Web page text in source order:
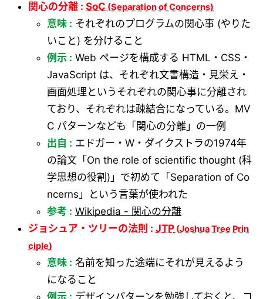
関心の分離 :SoC
意味 : それぞれのプログラムの関心事 (やりた
いこと) を分けること
例示 : Web ページを構成する HTML・CSS・
JavaScript は、それぞれ文書構造・見栄え・
画面処理というそれぞれの関心事に分離され
ており、それぞれは疎結合になっている。MV
C パターンなども「関心の分離」の一例
出自 : エドガー・W・ダイクストラの1974年
の論文「On the role of scientific thought (科
学思想の役割)」で初めて「Separation of Co
ncerns」という言葉が使われた
参考 : Wikipedia - 関心の分離
ジョシュア・ツリーの法則 :JTP
意味 : 名前を知った途端にそれが見えるよう
になること